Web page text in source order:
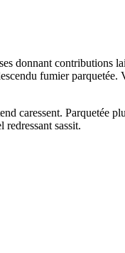
donnant contributions
fumier parquetée.
caressent. Parquetée
sassit.